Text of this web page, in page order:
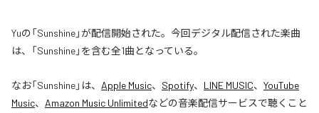
Yuの「Sunshine」が配信開始された。今回デジタル配信された楽曲
は、「Sunshine」を含む全1曲となっている。
なお「Sunshine」は、 Apple Music、 Spotify、 LINE MUSIC、 YouTube
Music、 Amazon Music Unlimitedなどの音楽配信サービスで聴くこと